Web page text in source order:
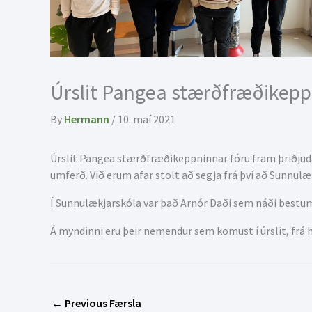
Úrslit Pangea
By Hermann / 10. maí 2021
Úrslit Pangea stærðfræðikeppninnar fóru fram
umferð. Við erum afar stolt að segja frá því að
Í Sunnulækjarskóla var það Arnór Daði sem náði
Á myndinni eru þeir nemendur sem komust í úrslit,
← Previous Færsla